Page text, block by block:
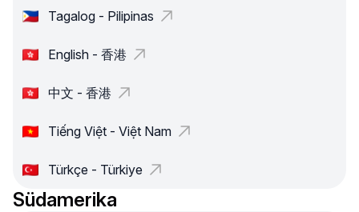
Tagalog - Pilipinas
English - 香港
中文 - 香港
Tiếng Việt - Việt Nam
Türkçe - Türkiye
Südamerika